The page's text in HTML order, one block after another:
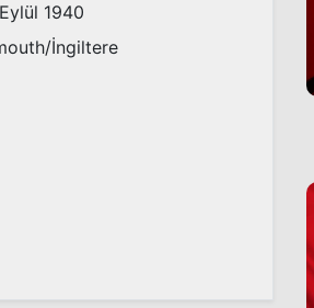
1940
İngiltere